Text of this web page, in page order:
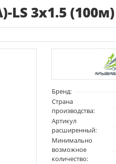
3х1.5
Бренд:
Страна
производства:
Артикул
расширенный:
Минимально
возможное
количество: